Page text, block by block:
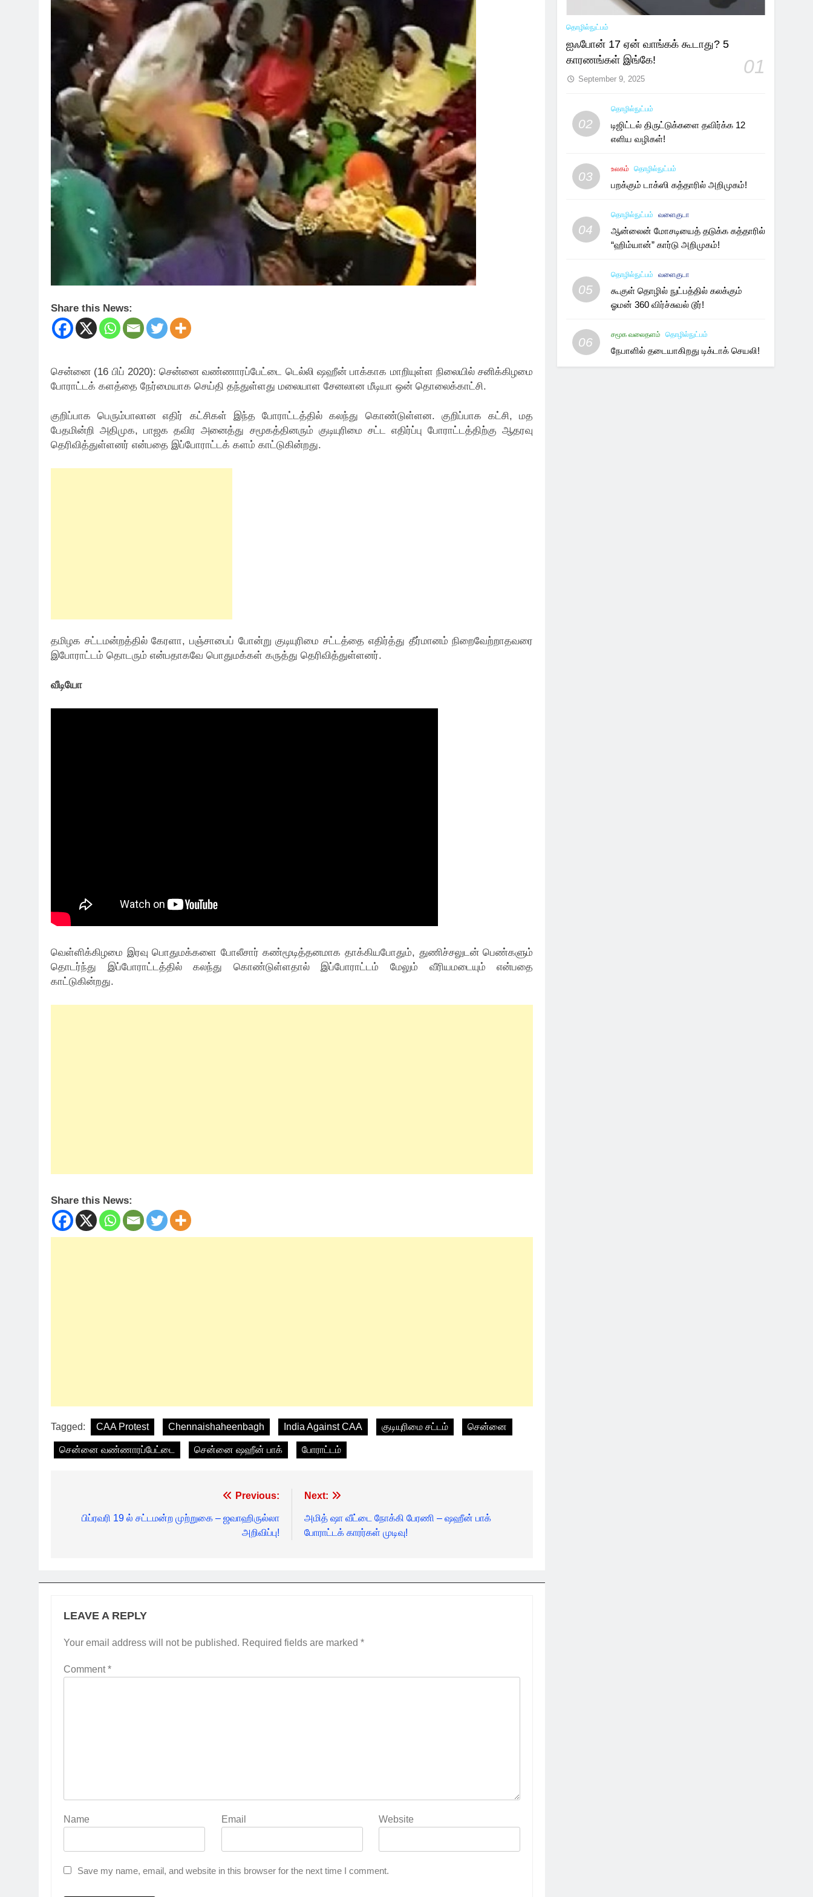
Share this News:
சென்னை (16 பிப் 2020): சென்னை வண்ணாரப்பேட்டை டெல்லி ஷஹீன் பாக்காக மாறியுள்ள நிலையில் சனிக்கிழமை
போராட்டக் களத்தை நேர்மையாக செய்தி தந்துள்ளது மலையாள சேனலான மீடியா ஒன் தொலைக்காட்சி.
குறிப்பாக பெரும்பாலான எதிர் கட்சிகள் இந்த போராட்டத்தில் கலந்து கொண்டுள்ளன. குறிப்பாக கட்சி, மத
பேதமின்றி அதிமுக, பாஜக தவிர அனைத்து சமூகத்தினரும் குடியுரிமை சட்ட எதிர்ப்பு போராட்டத்திற்கு ஆதரவு
தெரிவித்துள்ளனர் என்பதை இப்போராட்டக் களம் காட்டுகின்றது.
தமிழக சட்டமன்றத்தில் கேரளா, பஞ்சாபைப் போன்று குடியுரிமை சட்டத்தை எதிர்த்து தீர்மானம் நிறைவேற்றாதவரை
இபோராட்டம் தொடரும் என்பதாகவே பொதுமக்கள் கருத்து தெரிவித்துள்ளனர்.
வீடியோ
வெள்ளிக்கிழமை இரவு பொதுமக்களை போலீசார் கண்மூடித்தனமாக தாக்கியபோதும், துணிச்சலுடன் பெண்களும்
தொடர்ந்து இப்போராட்டத்தில் கலந்து கொண்டுள்ளதால் இப்போராட்டம் மேலும் வீரியமடையும் என்பதை
காட்டுகின்றது.
Share this News:
Tagged: CAA Protest Chennaishaheenbagh India Against CAA குடியுரிமை சட்டம் சென்னை
சென்னை வண்ணாரப்பேட்டை சென்னை ஷஹீன் பாக் போராட்டம்
navigation
Previous:
பிப்ரவரி 19 ல் சட்டமன்ற முற்றுகை – ஜவாஹிருல்லா
அறிவிப்பு!
Next:
அமித் ஷா வீட்டை நோக்கி பேரணி – ஷஹீன் பாக்
போராட்டக் காரர்கள் முடிவு!
LEAVE A REPLY
Your email address will not be published. Required fields are marked *
Comment*
Name Email Website
Save my name, email, and website in this browser for the next time I comment.
தொழில்நுட்பம்
ஐஃபோன் 17 ஏன் வாங்கக் கூடாது? 5
காரணங்கள் இங்கே!
01
September 9, 2025
02
தொழில்நுட்பம்
டிஜிட்டல் திருட்டுக்களை தவிர்க்க 12
எளிய வழிகள்!
03
உலகம் தொழில்நுட்பம்
பறக்கும் டாக்ஸி கத்தாரில் அறிமுகம்!
04
தொழில்நுட்பம் வளைகுடா
ஆன்லைன் மோசடியைத் தடுக்க கத்தாரில்
“ஹிம்யான்” கார்டு அறிமுகம்!
05
தொழில்நுட்பம் வளைகுடா
கூகுள் தொழில் நுட்பத்தில் கலக்கும்
ஓமன் 360 விர்ச்சுவல் டூர்!
06
சமூக வலைதளம் தொழில்நுட்பம்
நேபாளில் தடையாகிறது டிக்டாக் செயலி!